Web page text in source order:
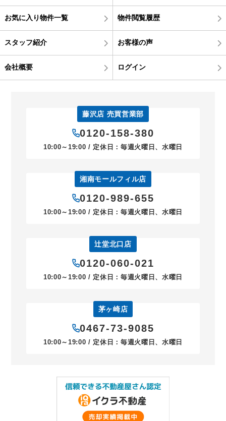
お気に入り物件一覧 物件閲覧履歴
スタッフ紹介 お客様の声
会社概要 ログイン
藤沢店 売買営業部
0120-158-380
10:00～19:00 / 定休日：毎週火曜日、水曜日
湘南モールフィル店
0120-989-655
10:00～19:00 / 定休日：毎週火曜日、水曜日
辻堂北口店
0120-060-021
10:00～19:00 / 定休日：毎週火曜日、水曜日
茅ヶ崎店
0467-73-9085
10:00～19:00 / 定休日：毎週火曜日、水曜日